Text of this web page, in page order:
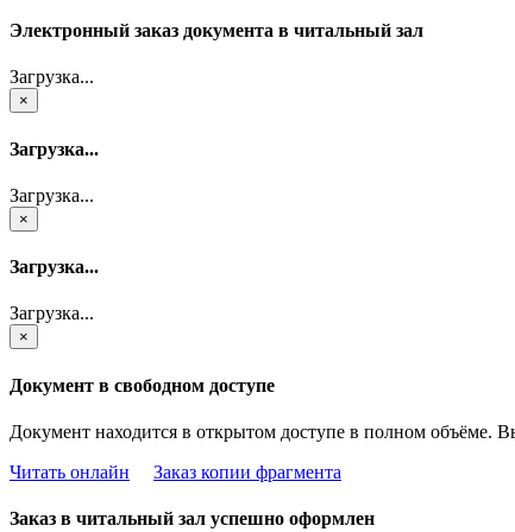
Электронный заказ документа в читальный зал
Загрузка...
×
Загрузка...
Загрузка...
×
Загрузка...
Загрузка...
×
Документ в свободном доступе
Документ находится в открытом доступе в полном объёме.
Читать онлайн
Заказ копии фрагмента
Заказ в читальный зал успешно оформлен